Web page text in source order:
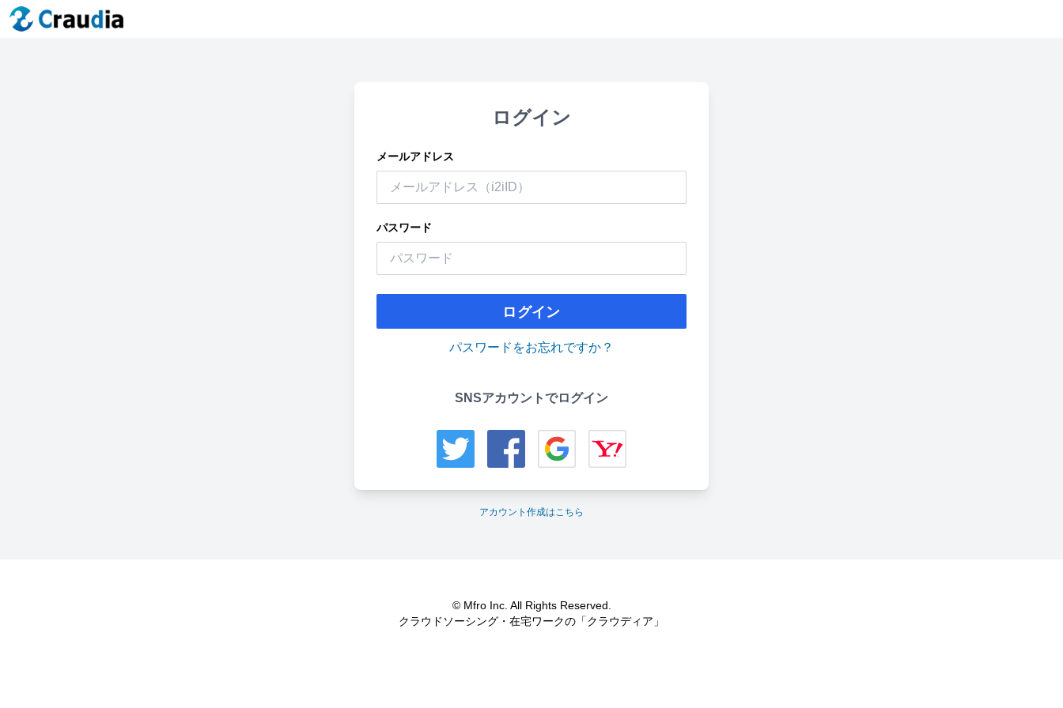
ログイン
メールアドレス
パスワード
ログイン
パスワードをお忘れですか？
SNSアカウントでログイン
アカウント作成はこちら
© Mfro Inc. All Rights Reserved.
クラウドソーシング・在宅ワークの「クラウディア」